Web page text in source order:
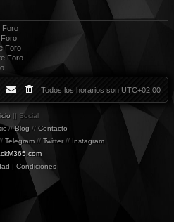
Foro
Foro
Foro
Todos los horarios son UTC+02:00
|| Social
//Blog // Contacto
Telegram // Twitter// Instagram
| Condiciones